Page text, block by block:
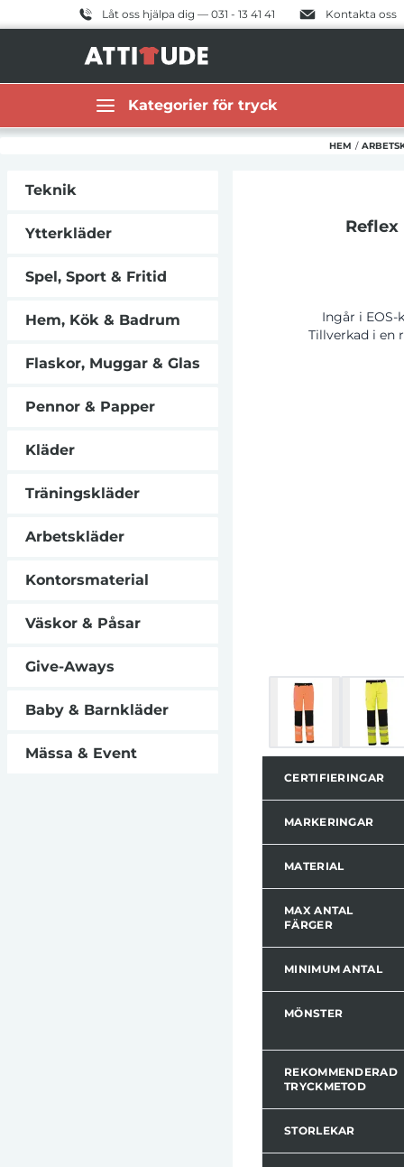
Låt oss hjälpa dig — 031 - 13 41 41 Kontakta oss
Kategorier för tryck
HEM /
Teknik
Ytterkläder
Spel, Sport & Fritid
Hem, Kök & Badrum
Flaskor, Muggar & Glas
Pennor & Papper
Kläder
Träningskläder
Arbetskläder
Kontorsmaterial
Väskor & Påsar
Give-Aways
Baby & Barnkläder
Mässa & Event
Reflex
Ingår i
Tillverkad i en
CERTIFIERINGAR
MARKERINGAR
MATERIAL
MAX ANTAL
FÄRGER
MINIMUM ANTAL
MÖNSTER
REKOMMENDERAD
TRYCKMETOD
STORLEKAR